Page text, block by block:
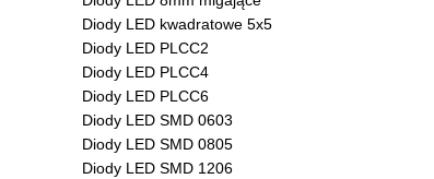
Diody LED kwadratowe 5x5
Diody LED PLCC2
Diody LED PLCC4
Diody LED PLCC6
Diody LED SMD 0603
Diody LED SMD 0805
Diody LED SMD 1206